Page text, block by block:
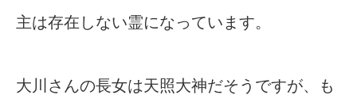
主は存在しない霊になっています。
大川さんの長女は天照大神だそうですが、も